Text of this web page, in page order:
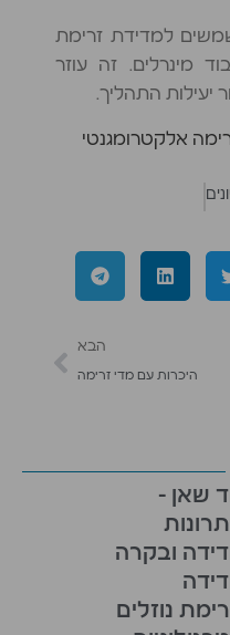
למדידת זרימת
מינרלים. זה עוזר
יעילות התהליך.
אלקטרומגנטי
הבא
היכרות עם מדי זרימה
שאן -
ובקרה
נוזלים